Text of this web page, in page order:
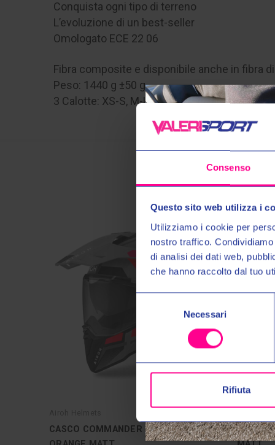
Consenso
Questo sito web utilizza i
Utilizziamo i cookie per
nostro traffico.
di analisi dei dati web,
che hanno raccolto dal tuo
consenso
Necessari
Rifiuta
Conquista ogni tipo di terreno
L’evoluzione di un best-seller
Omologato ECE 22 06
Fibra composite e disponibile anche in fibra
Peso: 1440 g ±50 g
3 Calotte: XS-S, M-L, XL-3XL.
CASCO COMMANDER 2 MAVICK
CASCO